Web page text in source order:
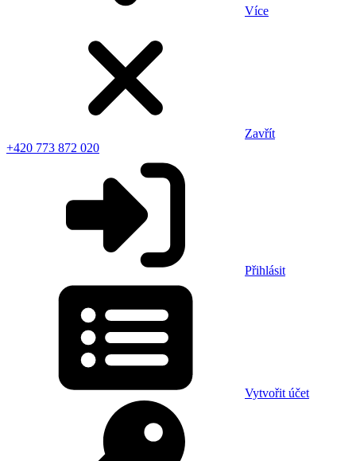
Více
Zavřít
+420 773 872 020
Přihlásit
Vytvořit účet